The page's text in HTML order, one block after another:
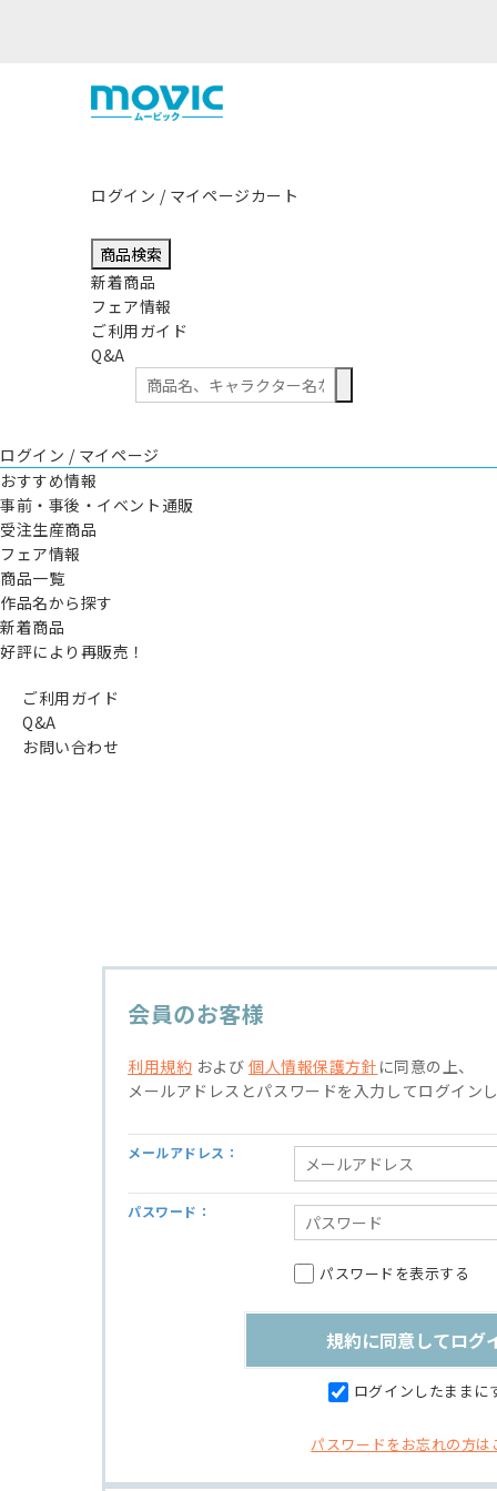
ログイン / マイページカート
商品検索
新着商品
フェア情報
ご利用ガイド
Q&A
ログイン / マイページ
おすすめ情報
事前・事後・イベント通販
受注生産商品
フェア情報
商品一覧
作品名から探す
新着商品
好評により再販売！
ご利用ガイド
Q&A
お問い合わせ
会員のお客様
利用規約 および個人情報保護方針 に同意の上、
メールアドレスとパスワードを入力してログイン
メールアドレス：
パスワード：
パスワードを表示する
ログインしたままに
パスワードをお忘れの方は